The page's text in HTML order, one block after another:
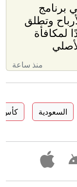
برنامج
وتطلق
لمكافأة
منذ ساعة
السعودية كأس